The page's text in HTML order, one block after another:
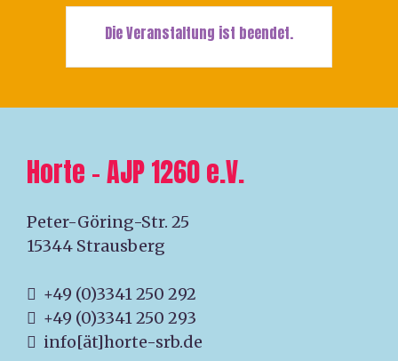
Die Veranstaltung ist beendet.
Horte – AJP 1260 e.V.
Peter-Göring-Str. 25
15344 Strausberg
+49 (0)3341 250 292
+49 (0)3341 250 293
info[ät]horte-srb.de